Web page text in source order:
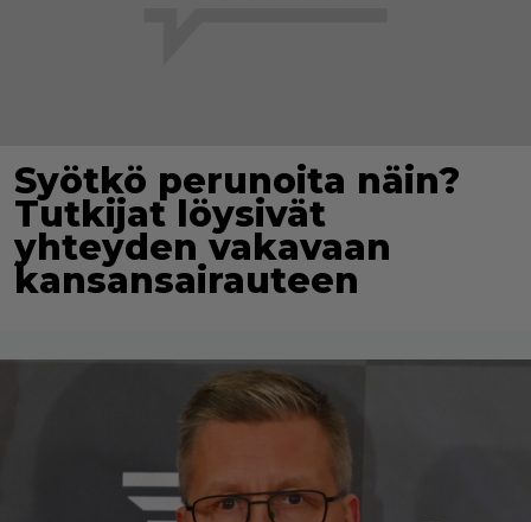
Syötkö perunoita näin?
Tutkijat löysivät
yhteyden vakavaan
kansansairauteen